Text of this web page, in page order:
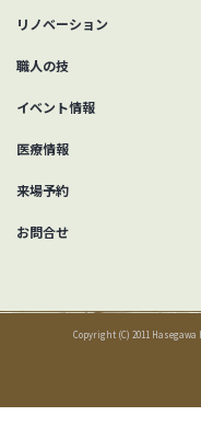
リノベーション
職人の技
イベント情報
医療情報
来場予約
お問合せ
Copyright (C) 2011